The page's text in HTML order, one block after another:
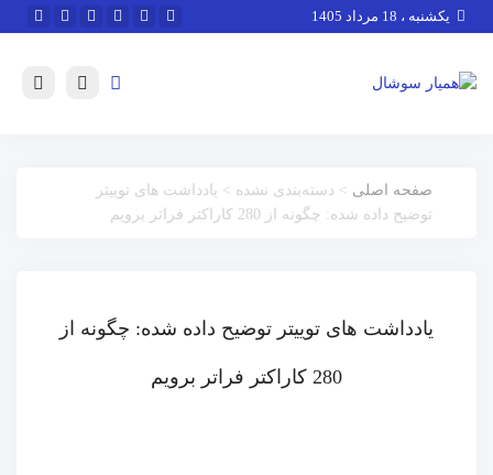
یکشنبه ، 18 مرداد 1405
صفحه اصلی > دسته‌بندی نشده > یادداشت های توییتر
توضیح داده شده: چگونه از 280 کاراکتر فراتر برویم
یادداشت های توییتر توضیح داده شده: چگونه از
280 کاراکتر فراتر برویم